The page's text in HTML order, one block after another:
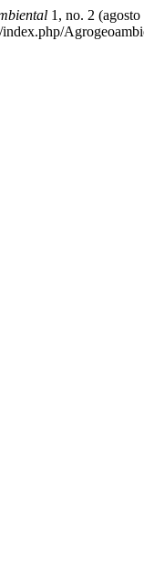
1, no. 2